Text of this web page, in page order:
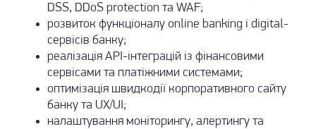
DSS, DDoS protection та WAF;
розвиток функціоналу online banking і digital-
сервісів банку;
реалізація API-інтеграцій із фінансовими
сервісами та платіжними системами;
оптимізація швидкодії корпоративного сайту
банку та UX/UI;
налаштування моніторингу, алертингу та